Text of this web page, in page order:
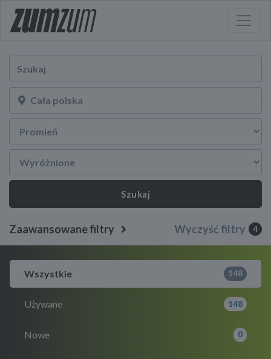
Szukaj
Zaawansowane filtry Wyczyść filtry 4
Wszystkie 148
Używane 148
Nowe 0